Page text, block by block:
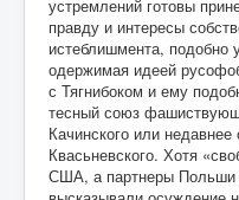
устремлений готовы
правду и интересы
истеблишмента, подобно
одержимая идеей
с Тягнибоком и ему
тесный союз
Качинского или
Квасьневского. Хотя
США, а партнеры Польши